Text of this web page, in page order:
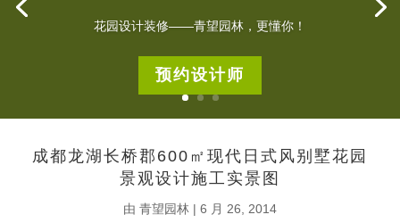
花园设计装修——青望园林，更懂你！
预约设计师
成都龙湖长桥郡600㎡现代日式风别墅花园
景观设计施工实景图
由 青望园林 | 6 月 26, 2014